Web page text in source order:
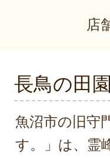
店
長鳥の田
魚沼市の旧守
す。」は、霊